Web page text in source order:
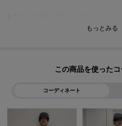
再入荷通知や、値下げ情報・在庫状況をメ
この商品を使った
コーディネート